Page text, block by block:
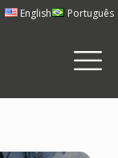
English Português